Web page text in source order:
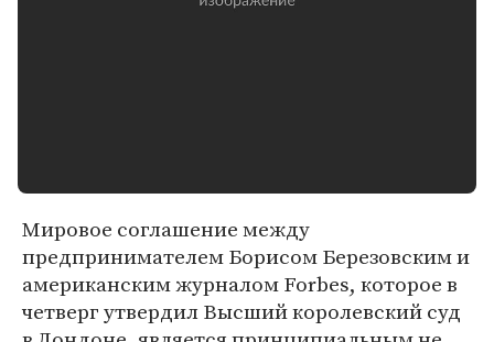
Мировое соглашение между
предпринимателем Борисом Березовским и
американским журналом Forbes, которое в
четверг утвердил Высший королевский суд